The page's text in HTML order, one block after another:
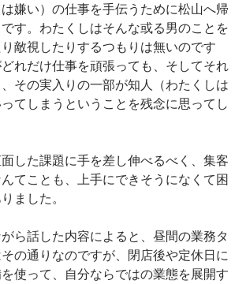
嫌い）の仕事を手伝うために松山へ帰
す。わたくしはそんな或る男のことを
敵視したりするつもりは無いのです
れだけ仕事を頑張っても、そしてそれ
その実入りの一部が知人（わたくしは
てしまうということを残念に思ってし
した課題に手を差し伸べるべく、集客
てことも、上手にできそうになくて困
ました。
ら話した内容によると、昼間の業務タ
の通りなのですが、閉店後や定休日に
使って、自分ならではの業態を展開す